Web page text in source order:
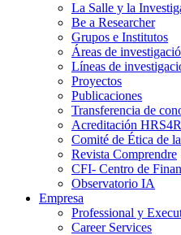
La Salle y la
Be a Researcher
Grupos e Institutos
Áreas de
Líneas de
Proyectos
Publicaciones
Transferencia de
Acreditación HRS4R
Comité de Ética de
Revista Comprendre
CFI- Centro de
Observatorio IA
Empresa
Professional y
Career Services